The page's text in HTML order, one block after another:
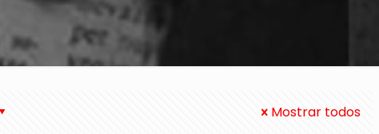
Mostrar todos